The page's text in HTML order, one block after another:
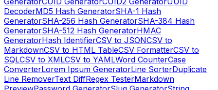
DecoderMD5 Hash GeneratorSHA-1 Hash
GeneratorSHA-256 Hash GeneratorSHA-384 Hash
GeneratorSHA-512 Hash GeneratorHMAC
GeneratorHash IdentifierCSV to JSONCSV to
MarkdownCSV to HTML TableCSV FormatterCSV to
SQLCSV to XMLCSV to YAMLWord CounterCase
ConverterLorem Ipsum GeneratorLine SorterDuplicate
Line RemoverText DiffRegex TesterMarkdown